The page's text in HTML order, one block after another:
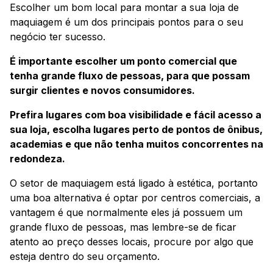
Escolher um bom local para montar a sua loja de
maquiagem é um dos principais pontos para o seu
negócio ter sucesso.
É importante escolher um ponto comercial que
tenha grande fluxo de pessoas, para que possam
surgir clientes e novos consumidores.
Prefira lugares com boa visibilidade e fácil acesso a
sua loja, escolha lugares perto de pontos de ônibus,
academias e que não tenha muitos concorrentes na
redondeza.
O setor de maquiagem está ligado à estética, portanto
uma boa alternativa é optar por centros comerciais, a
vantagem é que normalmente eles já possuem um
grande fluxo de pessoas, mas lembre-se de ficar
atento ao preço desses locais, procure por algo que
esteja dentro do seu orçamento.